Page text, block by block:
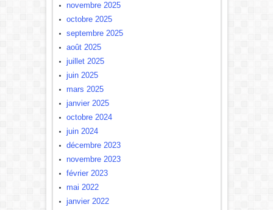
novembre 2025
octobre 2025
septembre 2025
août 2025
juillet 2025
juin 2025
mars 2025
janvier 2025
octobre 2024
juin 2024
décembre 2023
novembre 2023
février 2023
mai 2022
janvier 2022